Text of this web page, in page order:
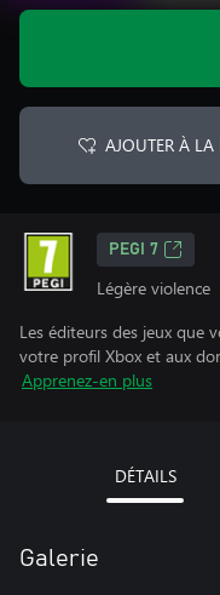
AJOUTER À LA
PEGI 7
Légère violence
Les éditeurs des jeux que
votre profil Xbox et aux
Apprenez-en plus
DÉTAILS
Galerie